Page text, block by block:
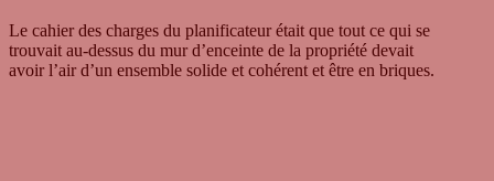
Le cahier des char­ges du pla­ni­fi­ca­teur était que tout ce qui se
trou­vait au-des­sus du mur d’enceinte de la pro­priété devait
avoir l’air d’un ensem­ble solide et cohé­rent et être en bri­ques.